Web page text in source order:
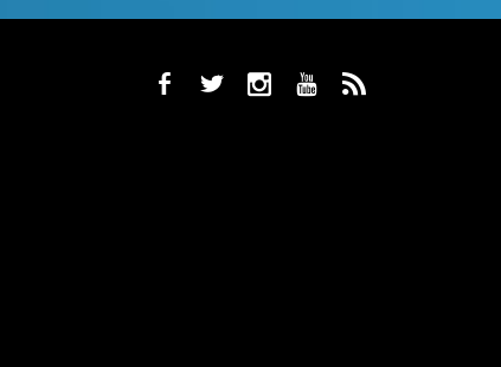
b a x r ,